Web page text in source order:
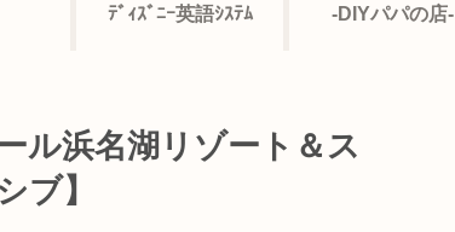
ﾃﾞｨｽﾞﾆｰ英語ｼｽﾃﾑ -DIYパパの店-
ル浜名湖リゾート＆ス
ブ】